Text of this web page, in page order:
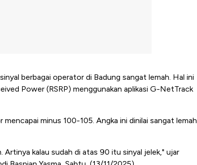
berbagai operator di Badung sangat lemah. Hal ini
Power (RSRP) menggunakan aplikasi G-NetTrack
minus 100-105. Angka ini dinilai sangat lemah
Artinya kalau sudah di atas 90 itu sinyal jelek," ujar